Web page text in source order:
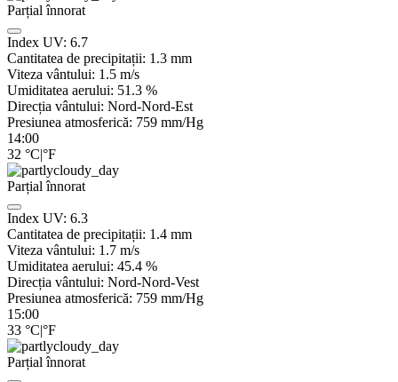
Parțial înnorat
Index UV: 6.7
Cantitatea de precipitații: 1.3 mm
Viteza vântului: 1.5 m/s
Umiditatea aerului: 51.3 %
Direcția vântului: Nord-Nord-Est
Presiunea atmosferică: 759 mm/Hg
14:00
32 °C|°F
Parțial înnorat
Index UV: 6.3
Cantitatea de precipitații: 1.4 mm
Viteza vântului: 1.7 m/s
Umiditatea aerului: 45.4 %
Direcția vântului: Nord-Nord-Vest
Presiunea atmosferică: 759 mm/Hg
15:00
33 °C|°F
Parțial înnorat